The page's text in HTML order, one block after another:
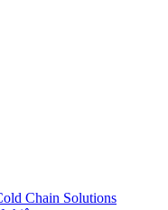
Chain Solutions